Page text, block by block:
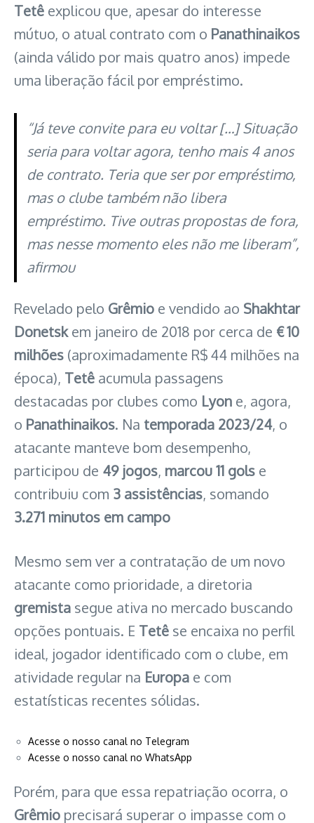
Tetê explicou que, apesar do interesse
mútuo, o atual contrato com o Panathinaikos
(ainda válido por mais quatro anos) impede
uma liberação fácil por empréstimo.
“Já teve convite para eu voltar […] Situação
seria para voltar agora, tenho mais 4 anos
de contrato. Teria que ser por empréstimo,
mas o clube também não libera
empréstimo. Tive outras propostas de fora,
mas nesse momento eles não me liberam”,
afirmou
Revelado pelo Grêmio e vendido ao Shakhtar
Donetskem janeiro de 2018 por cerca de € 10
milhões (aproximadamente R$ 44 milhões na
época), Tetê acumula passagens
destacadas por clubes como Lyon e, agora,
o Panathinaikos. Na temporada 2023/24, o
atacante manteve bom desempenho,
participou de 49 jogos, marcou 11 gols e
contribuiu com 3 assistências, somando
3.271 minutos em campo
Mesmo sem ver a contratação de um novo
atacante como prioridade, a diretoria
gremista segue ativa no mercado buscando
opções pontuais. E Tetê se encaixa no perfil
ideal, jogador identificado com o clube, em
atividade regular na Europa e com
estatísticas recentes sólidas.
Acesse o nosso canal no Telegram
Acesse o nosso canal no WhatsApp
Porém, para que essa repatriação ocorra, o
Grêmio precisará superar o impasse com o